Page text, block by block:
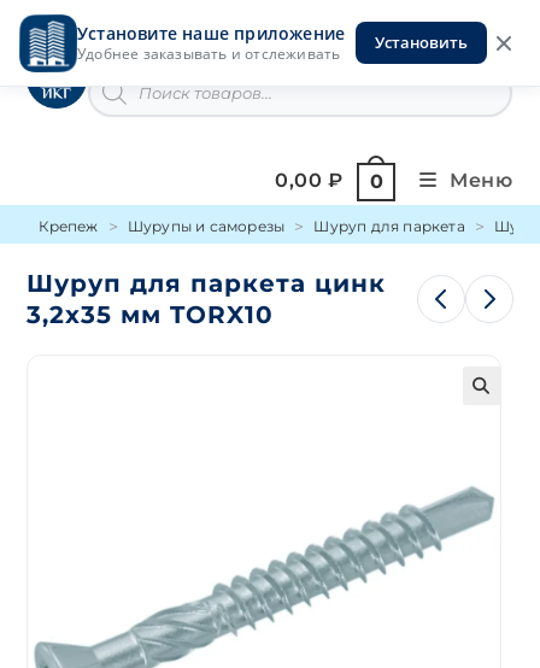
Установите наше приложение
Удобнее заказывать и отслеживать
Установить
Перейти
содержимомуИнструменты на Горской
товаров
0,00₽ 0 Меню
Крепеж Шурупы и саморезы Шуруп для паркета
Шуруп для паркета цинк
3,2х35 мм TORX10